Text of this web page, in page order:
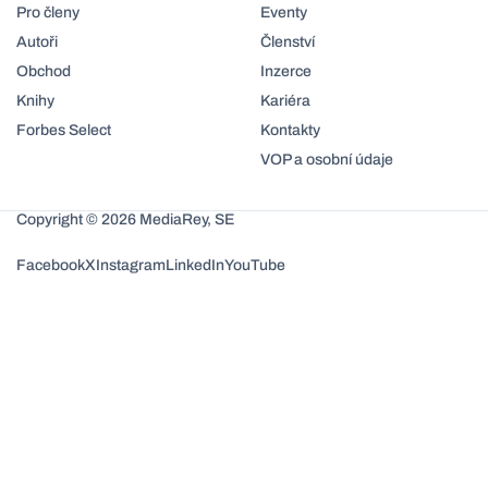
Pro členy
Autoři
Obchod
Knihy
Forbes Select
Eventy
Členství
Inzerce
Kariéra
Kontakty
VOP a osobní údaje
Copyright © 2026 MediaRey, SE
FacebookXInstagramLinkedInYouTube